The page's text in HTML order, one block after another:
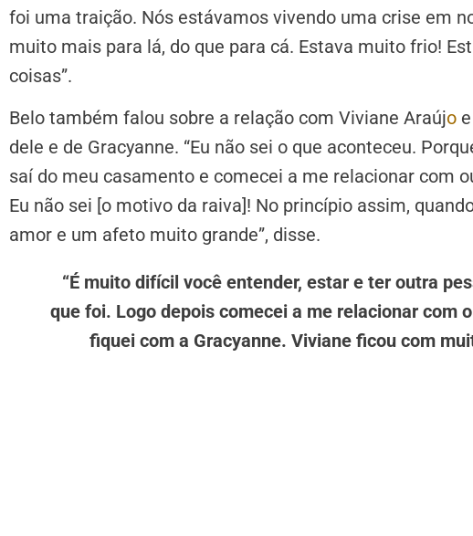
foi uma traição. Nós estávamos vivendo uma crise em
muito mais para lá, do que para cá. Estava muito frio!
coisas”.
Belo também falou sobre a relação com Viviane Araújo
dele e de Gracyanne. “Eu não sei o que aconteceu.
saí do meu casamento e comecei a me relacionar com
Eu não sei [o motivo da raiva]! No princípio assim,
amor e um afeto muito grande”, disse.
“É muito difícil você entender, estar e ter outra
que foi. Logo depois comecei a me relacionar com
fiquei com a Gracyanne. Viviane ficou com